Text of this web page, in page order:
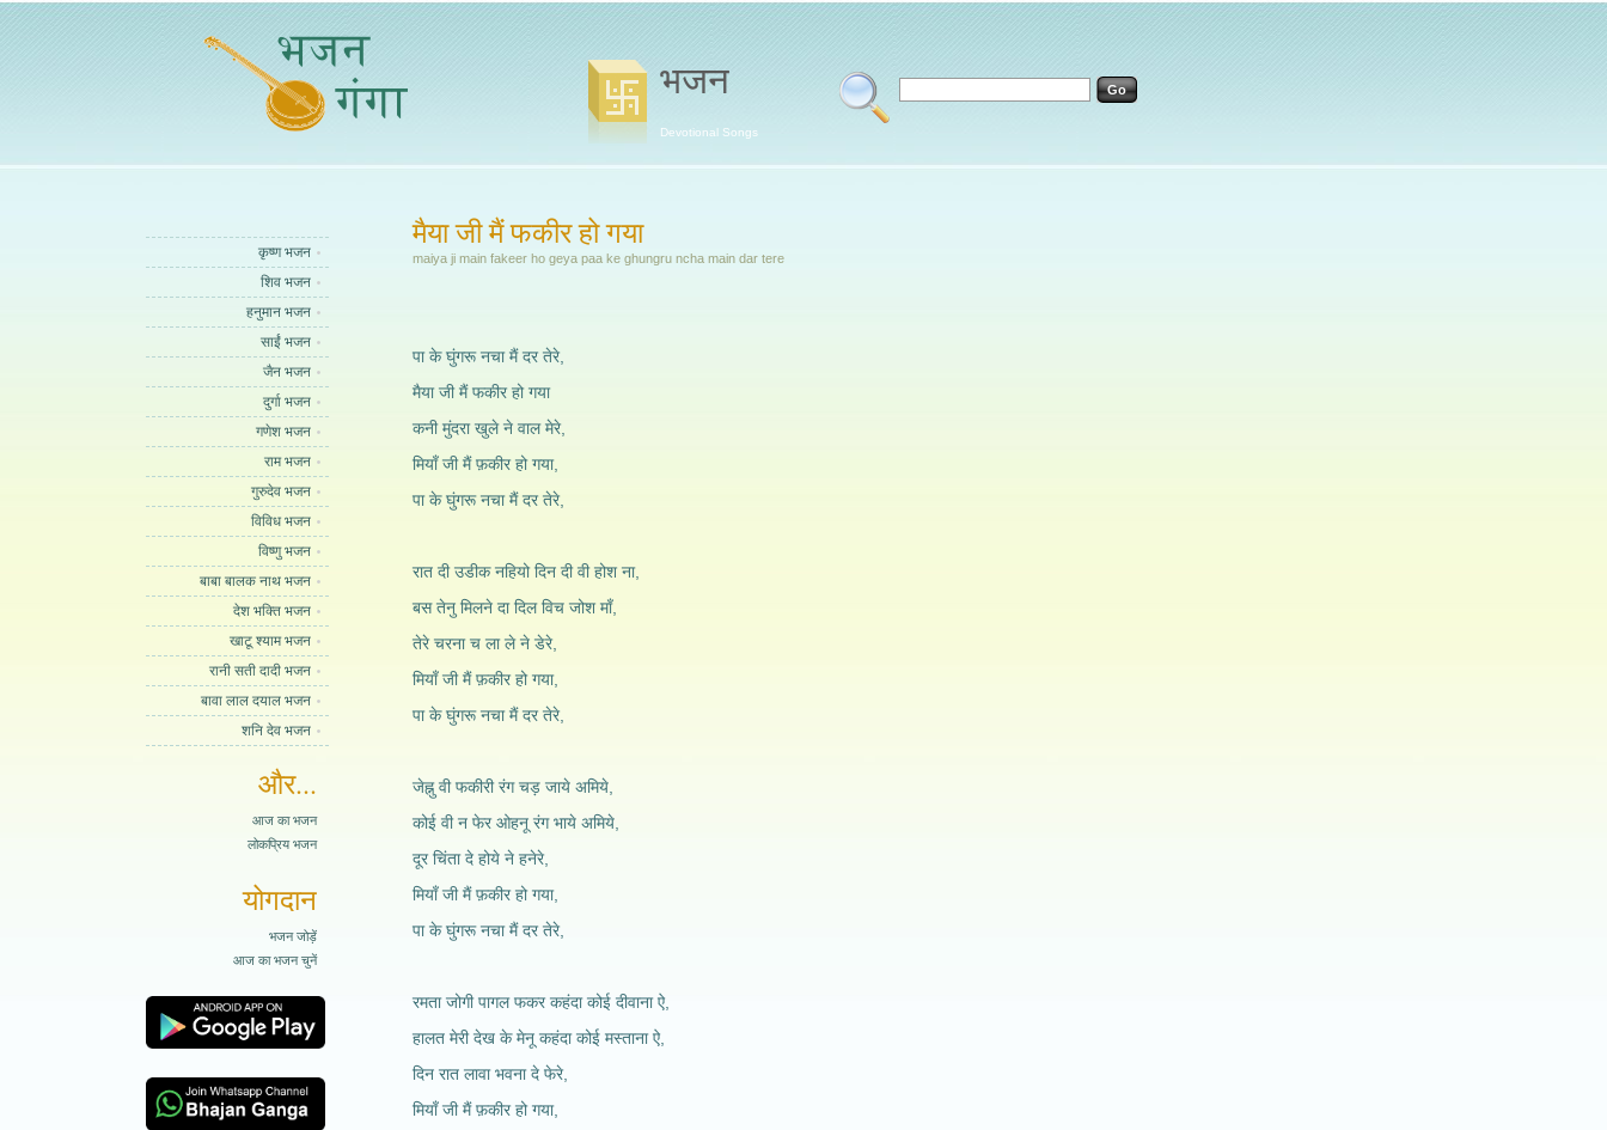
भजन
Devotional Songs
कृष्ण भजन
शिव भजन
हनुमान भजन
साईं भजन
जैन भजन
दुर्गा भजन
गणेश भजन
राम भजन
गुरुदेव भजन
विविध भजन
विष्णु भजन
बाबा बालक नाथ भजन
देश भक्ति भजन
खाटू श्याम भजन
रानी सती दादी भजन
बावा लाल दयाल भजन
शनि देव भजन
और...
आज का भजन
लोकप्रिय भजन
योगदान
भजन जोड़ें
आज का भजन चुनें
मैया जी मैं फकीर हो गया
maiya ji main fakeer ho geya paa ke ghungru ncha main dar tere
पा के घुंगरू नचा मैं दर तेरे,
मैया जी मैं फकीर हो गया
कनी मुंदरा खुले ने वाल मेरे,
मियाँ जी मैं फ़कीर हो गया,
पा के घुंगरू नचा मैं दर तेरे,
रात दी उडीक नहियो दिन दी वी होश ना,
बस तेनु मिलने दा दिल विच जोश माँ,
तेरे चरना च ला ले ने डेरे,
मियाँ जी मैं फ़कीर हो गया,
पा के घुंगरू नचा मैं दर तेरे,
जेह्नु वी फकीरी रंग चड़ जाये अमिये,
कोई वी न फेर ओहनू रंग भाये अमिये,
दूर चिंता दे होये ने हनेरे,
मियाँ जी मैं फ़कीर हो गया,
पा के घुंगरू नचा मैं दर तेरे,
रमता जोगी पागल फकर कहंदा कोई दीवाना ऐ,
हालत मेरी देख के मेनू कहंदा कोई मस्ताना ऐ,
दिन रात लावा भवना दे फेरे,
मियाँ जी मैं फ़कीर हो गया,